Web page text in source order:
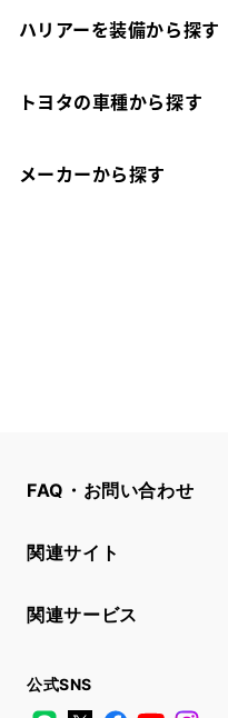
ハリアーを装備から探す
トヨタの車種から探す
メーカーから探す
FAQ・お問い合わせ
関連サイト
関連サービス
公式SNS
LINE
X FacebookYouTube